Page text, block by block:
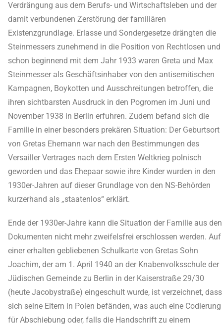
Verdrängung aus dem Berufs- und Wirtschaftsleben und der
damit verbundenen Zerstörung der familiären
Existenzgrundlage. Erlasse und Sondergesetze drängten die
Steinmessers zunehmend in die Position von Rechtlosen und
schon beginnend mit dem Jahr 1933 waren Greta und Max
Steinmesser als Geschäftsinhaber von den antisemitischen
Kampagnen, Boykotten und Ausschreitungen betroffen, die
ihren sichtbarsten Ausdruck in den Pogromen im Juni und
November 1938 in Berlin erfuhren. Zudem befand sich die
Familie in einer besonders prekären Situation: Der Geburtsort
von Gretas Ehemann war nach den Bestimmungen des
Versailler Vertrages nach dem Ersten Weltkrieg polnisch
geworden und das Ehepaar sowie ihre Kinder wurden in den
1930er-Jahren auf dieser Grundlage von den NS-Behörden
kurzerhand als „staatenlos“ erklärt.
Ende der 1930er-Jahre kann die Situation der Familie aus den
Dokumenten nicht mehr zweifelsfrei erschlossen werden. Auf
einer erhalten gebliebenen Schulkarte von Gretas Sohn
Joachim, der am 1. April 1940 an der Knabenvolksschule der
Jüdischen Gemeinde zu Berlin in der Kaiserstraße 29/30
(heute Jacobystraße) eingeschult wurde, ist verzeichnet, dass
sich seine Eltern in Polen befänden, was auch eine Codierung
für Abschiebung oder, falls die Handschrift zu einem